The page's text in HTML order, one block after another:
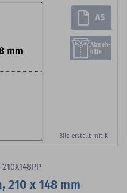
Bild erstellt mit KI
x 148 mm